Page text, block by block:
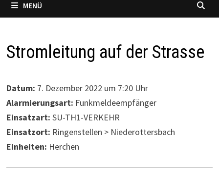
MENÜ
Stromleitung auf der Strasse
Datum: 7. Dezember 2022 um 7:20 Uhr
Alarmierungsart: Funkmeldeempfänger
Einsatzart: SU-TH1-VERKEHR
Einsatzort: Ringenstellen > Niederottersbach
Einheiten: Herchen